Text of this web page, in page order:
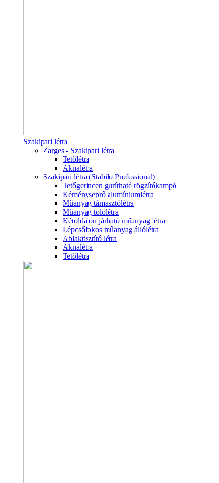
Szakipari létra
Zarges - Szakipari létra
Tetőlétra
Aknalétra
Szakipari létra (Stabilo Professional)
Tetőgerincen gurítható rögzítőkampó
Kéményseprő alumíniumlétra
Műanyag támasztólétra
Műanyag tolólétra
Kétoldalon járható műanyag létra
Lépcsőfokos műanyag állólétra
Ablaktisztító létra
Aknalétra
Tetőlétra